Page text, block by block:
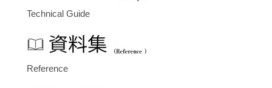
Technical Guide
Reference